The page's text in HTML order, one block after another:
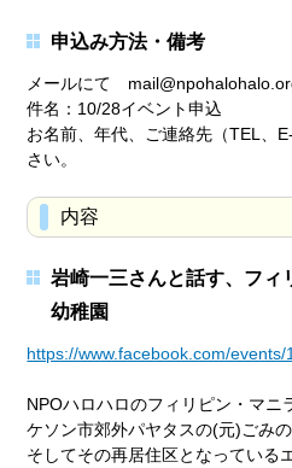
申込み方法・備考
メールにて
件名：10/28イベント申込
お名前、年代、ご連絡先（TEL、
さい。
内容
岩崎一三さんと話す、フィ
幼稚園
https://www.facebook.com/
NPOハロハロのフィリピン・マニ
ケソン市郊外パヤタスの(元)ごみの
そしてその再居住区となっている